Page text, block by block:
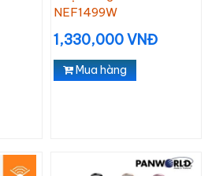
NEF1499W
1,330,000 VNĐ
Mua hàng